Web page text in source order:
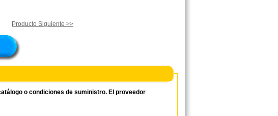
Producto Siguiente >>
o condiciones de suministro. El proveedor